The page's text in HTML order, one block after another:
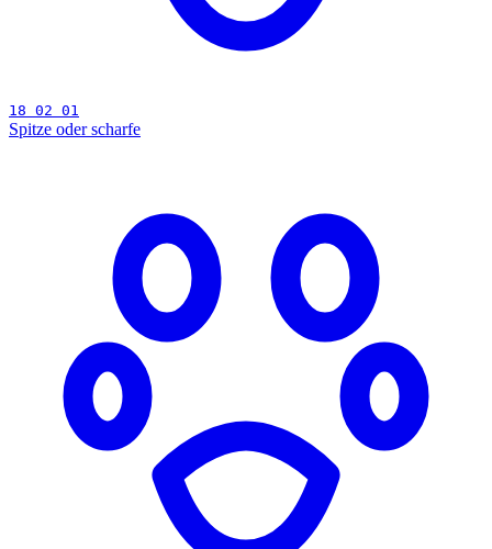
18 02 01
Spitze oder scharfe